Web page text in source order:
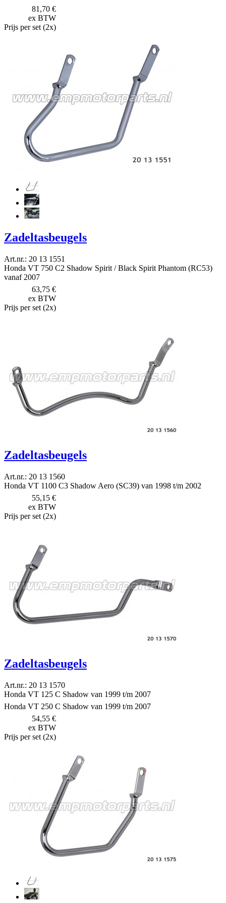
81,70 €
ex BTW
Prijs per set (2x)
Zadeltasbeugels
Art.nr.: 20 13 1551
Honda VT 750 C2 Shadow Spirit / Black Spirit Phantom (RC53)
vanaf 2007
63,75 €
ex BTW
Prijs per set (2x)
Zadeltasbeugels
Art.nr.: 20 13 1560
Honda VT 1100 C3 Shadow Aero (SC39) van 1998 t/m 2002
55,15 €
ex BTW
Prijs per set (2x)
Zadeltasbeugels
Art.nr.: 20 13 1570
Honda VT 125 C Shadow van 1999 t/m 2007
Honda VT 250 C Shadow van 1999 t/m 2007
54,55 €
ex BTW
Prijs per set (2x)